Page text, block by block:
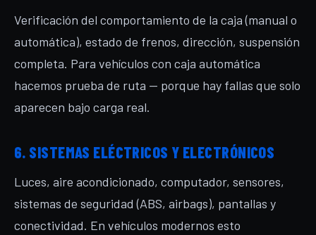
Verificación del comportamiento de la caja (manual o
automática), estado de frenos, dirección, suspensión
completa. Para vehículos con caja automática
hacemos prueba de ruta — porque hay fallas que solo
aparecen bajo carga real.
6. SISTEMAS ELÉCTRICOS Y ELECTRÓNICOS
Luces, aire acondicionado, computador, sensores,
sistemas de seguridad (ABS, airbags), pantallas y
conectividad. En vehículos modernos esto